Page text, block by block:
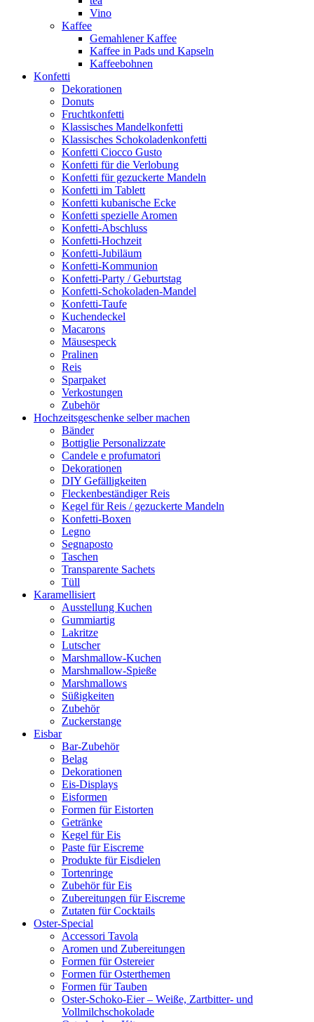
Vino
Kaffee
Gemahlener Kaffee
Kaffee in Pads und Kapseln
Kaffeebohnen
Konfetti
Dekorationen
Donuts
Fruchtkonfetti
Klassisches Mandelkonfetti
Klassisches Schokoladenkonfetti
Konfetti Ciocco Gusto
Konfetti für die Verlobung
Konfetti für gezuckerte Mandeln
Konfetti im Tablett
Konfetti kubanische Ecke
Konfetti spezielle Aromen
Konfetti-Abschluss
Konfetti-Hochzeit
Konfetti-Jubiläum
Konfetti-Kommunion
Konfetti-Party / Geburtstag
Konfetti-Schokoladen-Mandel
Konfetti-Taufe
Kuchendeckel
Macarons
Mäusespeck
Pralinen
Reis
Sparpaket
Verkostungen
Zubehör
Hochzeitsgeschenke selber machen
Bänder
Bottiglie Personalizzate
Candele e profumatori
Dekorationen
DIY Gefälligkeiten
Fleckenbeständiger Reis
Kegel für Reis / gezuckerte Mandeln
Konfetti-Boxen
Legno
Segnaposto
Taschen
Transparente Sachets
Tüll
Karamellisiert
Ausstellung Kuchen
Gummiartig
Lakritze
Lutscher
Marshmallow-Kuchen
Marshmallow-Spieße
Marshmallows
Süßigkeiten
Zubehör
Zuckerstange
Eisbar
Bar-Zubehör
Belag
Dekorationen
Eis-Displays
Eisformen
Formen für Eistorten
Getränke
Kegel für Eis
Paste für Eiscreme
Produkte für Eisdielen
Tortenringe
Zubehör für Eis
Zubereitungen für Eiscreme
Zutaten für Cocktails
Oster-Special
Accessori Tavola
Aromen und Zubereitungen
Formen für Ostereier
Formen für Osterthemen
Formen für Tauben
Oster-Schoko-Eier – Weiße, Zartbitter- und
Vollmilchschokolade